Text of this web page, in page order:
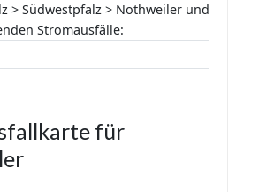
> Südwestpfalz > Nothweiler und
Stromausfälle:
für